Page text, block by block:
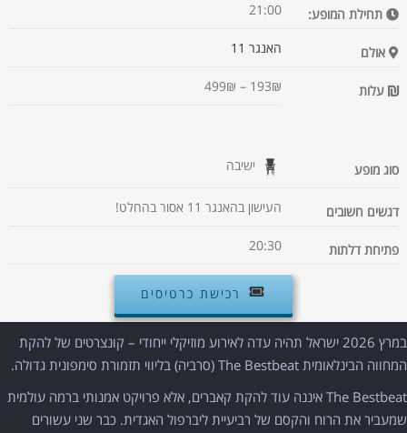
תחילת המופע: 21:00
אולם האנגר 11
עלות 193₪ – 499₪
סוג מופע ישיבה
דגשים חשובים העישון בהאנגר 11 אסור בהחלט!
פתיחת דלתות 20:30
רכישת כרטיסים
במרץ 2026 ישראל תהיה עדה לאירוע מוזיקלי ייחודי – קונצרטים של להקת
המחווה הבינלאומית The Bestbeat (סרביה) בליווי תזמורת סימפונית גדולה.
The Bestbeat איננה עוד להקת קאברים, אלא פרויקט אמנותי ברמה עולמית
שמעביר את הרוח והקסם של רביעיית ליברפול האגדית. כבר שני עשורים